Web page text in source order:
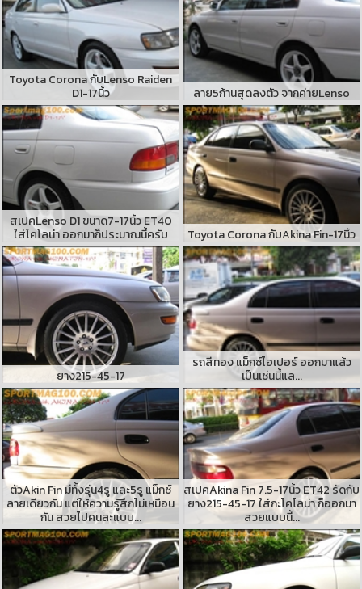
Toyota Corona กับLenso Raiden
D1-17นิ้ว
ลาย5ก้านสุดลงตัว จากค่ายLenso
สเปคLenso D1 ขนาด7-17นิ้ว ET40
ใส่โคโลน่า ออกมาก็ประมาณนี้ครับ
Toyota Corona กับAkina Fin-17นิ้ว
ยาง215-45-17
รถสีทอง แม็กซ์ไฮเปอร์ ออกมาแล้ว
เป็นเช่นนี้แล...
ตัวAkin Fin มีทั้งรุ่น4รู และ5รู แม็กซ์
ลายเดียวกัน แต่ให้ความรู้สึกไม่เหมือน
กัน สวยไปคนละแบบ...
สเปคAkina Fin 7.5-17นิ้ว ET42 รัดกับ
ยาง215-45-17 ใส่กะโคโลน่า ก็ออกมา
สวยแบบนี้...